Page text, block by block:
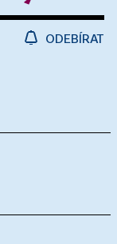
ODEBÍRAT